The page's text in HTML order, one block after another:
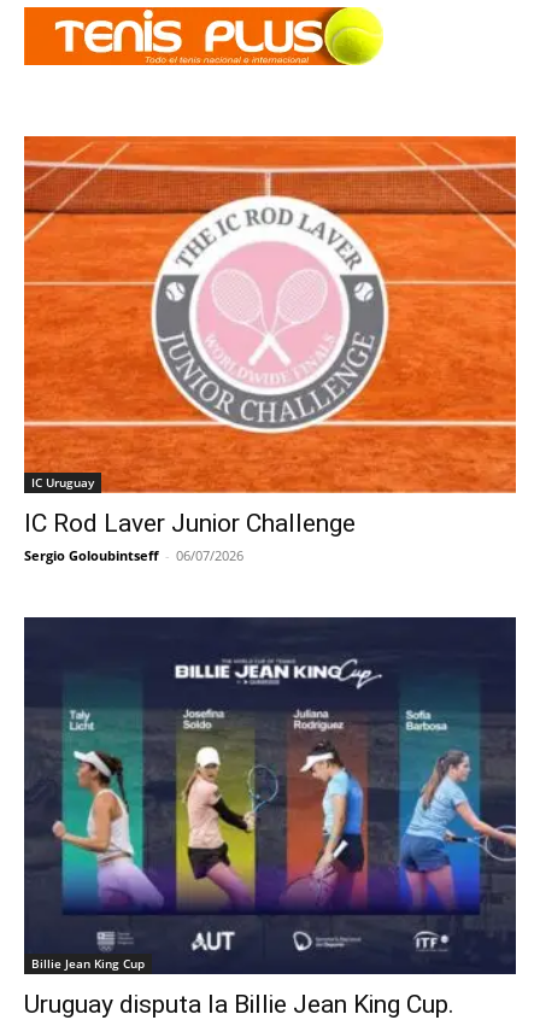
IC Uruguay
IC Rod Laver Junior Challenge
Sergio Goloubintseff - 06/07/2026
Billie Jean King Cup
Uruguay disputa la Billie Jean King Cup.